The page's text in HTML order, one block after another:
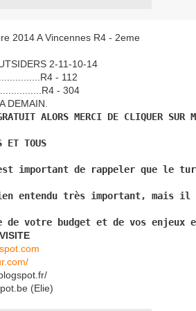
2014 A Vincennes R4 - 2eme
2-11-10-14
- 112
- 304
DEMAIN.
ALORS MERCI DE CLIQUER
ET TOUS
important de rappeler que le
entendu très important, mais il
de votre budget et de vos enjeux
(Elie)